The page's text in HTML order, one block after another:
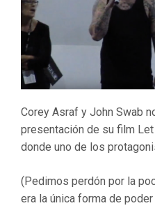
Corey Asraf y John Swab
presentación de su film
donde uno de los
(Pedimos perdón por la
era la única forma de